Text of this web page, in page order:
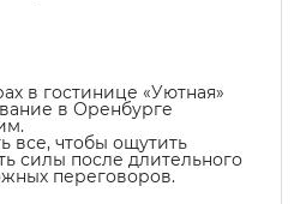
в гостинице «Уютная»
в Оренбурге
все, чтобы ощутить
силы после длительного
переговоров.